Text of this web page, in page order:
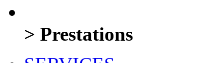
> Prestations